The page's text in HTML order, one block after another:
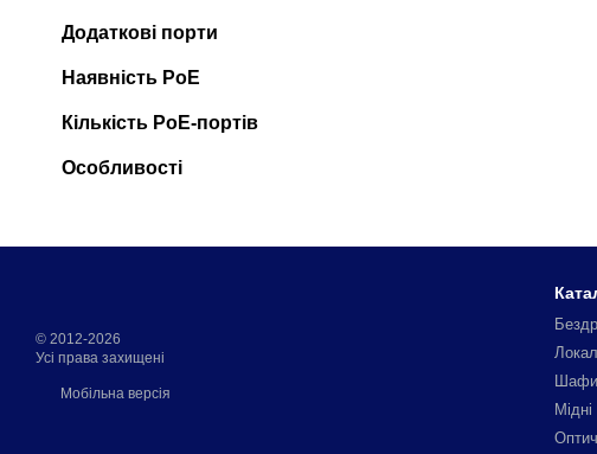
Додаткові порти
Наявність PoE
Кількість PoE-портів
Особливості
© 2012-2026
Усі права захищені
Мобільна версія